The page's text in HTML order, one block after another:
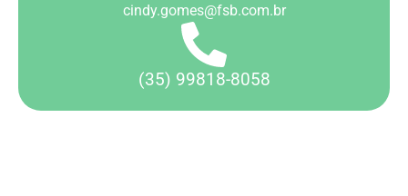
cindy.gomes@fsb.com.br
(35) 99818-8058